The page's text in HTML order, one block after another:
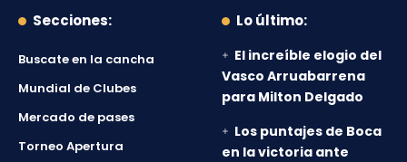
Secciones:
Buscate en la cancha
Mundial de Clubes
Mercado de pases
Torneo Apertura
Lo último:
El increíble elogio del
Vasco Arruabarrena
para Milton Delgado
Los puntajes de Boca
en la victoria ante